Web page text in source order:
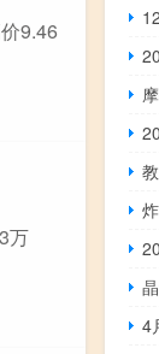
9.46
万